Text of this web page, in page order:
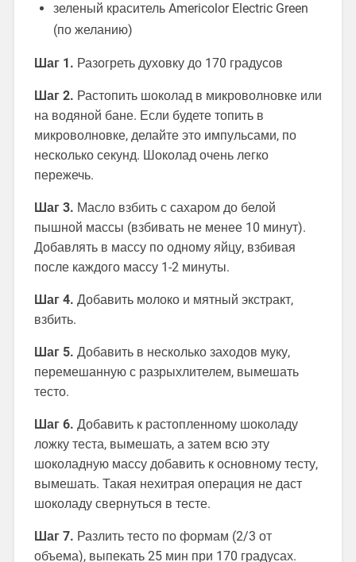
зеленый краситель Americolor Electric Green
(по желанию)
Шаг 1. Разогреть духовку до 170 градусов
Шаг 2. Растопить шоколад в микроволновке или
на водяной бане. Если будете топить в
микроволновке, делайте это импульсами, по
несколько секунд. Шоколад очень легко
пережечь.
Шаг 3. Масло взбить с сахаром до белой
пышной массы (взбивать не менее 10 минут).
Добавлять в массу по одному яйцу, взбивая
после каждого массу 1-2 минуты.
Шаг 4. Добавить молоко и мятный экстракт,
взбить.
Шаг 5. Добавить в несколько заходов муку,
перемешанную с разрыхлителем, вымешать
тесто.
Шаг 6. Добавить к растопленному шоколаду
ложку теста, вымешать, а затем всю эту
шоколадную массу добавить к основному тесту,
вымешать. Такая нехитрая операция не даст
шоколаду свернуться в тесте.
Шаг 7. Разлить тесто по формам (2/3 от
объема), выпекать 25 мин при 170 градусах.